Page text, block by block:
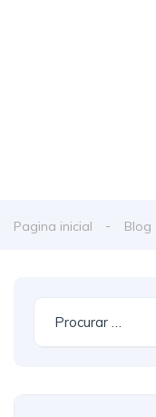
Pagina inicial Blog